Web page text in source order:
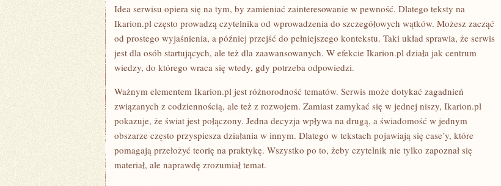
Idea serwisu opiera się na tym, by zamieniać zainteresowanie w pewność. Dlatego teksty na
Ikarion.pl często prowadzą czytelnika od wprowadzenia do szczegółowych wątków. Możesz zacząć
od prostego wyjaśnienia, a później przejść do pełniejszego kontekstu. Taki układ sprawia, że serwis
jest dla osób startujących, ale też dla zaawansowanych. W efekcie Ikarion.pl działa jak centrum
wiedzy, do którego wraca się wtedy, gdy potrzeba odpowiedzi.
Ważnym elementem Ikarion.pl jest różnorodność tematów. Serwis może dotykać zagadnień
związanych z codziennością, ale też z rozwojem. Zamiast zamykać się w jednej niszy, Ikarion.pl
pokazuje, że świat jest połączony. Jedna decyzja wpływa na drugą, a świadomość w jednym
obszarze często przyspiesza działania w innym. Dlatego w tekstach pojawiają się case’y, które
pomagają przełożyć teorię na praktykę. Wszystko po to, żeby czytelnik nie tylko zapoznał się
materiał, ale naprawdę zrozumiał temat.